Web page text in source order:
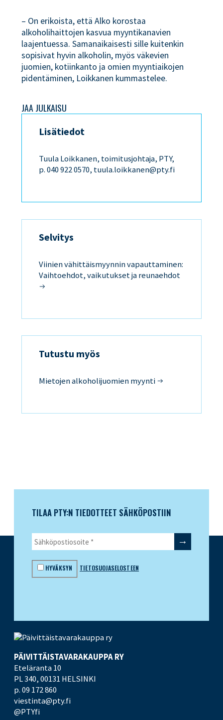
– On erikoista, että Alko korostaa
alkoholihaittojen kasvua myyntikanavien
laajentuessa. Samanaikaisesti sille kuitenkin
sopisivat hyvin alkoholin, myös väkevien
juomien, kotiinkanto ja omien myyntiaikojen
pidentäminen, Loikkanen kummastelee.
JAA JULKAISU
Lisätiedot
Tuula Loikkanen, toimitusjohtaja, PTY,
p. 040 922 0570, tuula.loikkanen@pty.fi
Selvitys
Viinien vähittäismyynnin vapauttaminen:
Vaihtoehdot, vaikutukset ja reunaehdot
Tutustu myös
Mietojen alkoholijuomien myynti
TILAA PTY:N TIEDOTTEET SÄHKÖPOSTIIN
HYVÄKSYN TIETOSUOJASELOSTEEN
PÄIVITTÄISTAVARA­KAUPPA RY
Eteläranta 10
PL 340,00131 HELSINKI
p. 09 172 860
viestinta@pty.fi
@PTYfi